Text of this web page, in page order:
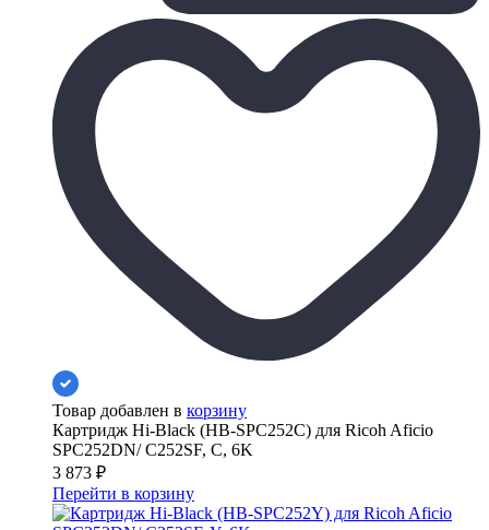
Товар добавлен в корзину
Картридж Hi-Black (HB-SPC252C) для Ricoh Aficio
SPC252DN/ C252SF, C, 6K
3 873 ₽
Перейти в корзину